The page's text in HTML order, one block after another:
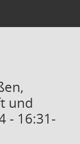
und
- 16:31-